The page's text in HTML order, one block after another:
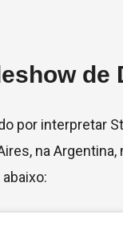
de
por interpretar
na